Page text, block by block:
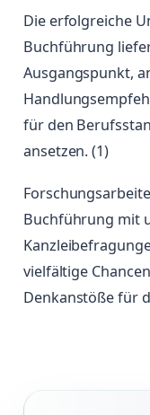
Die erfolgreiche
Buchführung
Ausgangspunkt,
für den
ansetzen. (1)
Buchführung mit
vielfältige
Denkanstöße für